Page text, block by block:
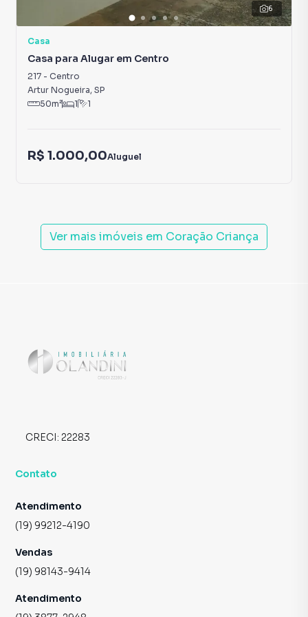
6
Casa
Casa para Alugar em Centro
217 - Centro
Artur Nogueira, SP
50m² 1 1
R$ 1.000,00Aluguel
Ver mais imóveis em Coração Criança
CRECI: 22283
Contato
Atendimento
(19) 99212-4190
Vendas
(19) 98143-9414
Atendimento